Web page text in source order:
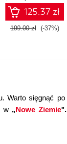
125.37 zł
199.00 zł (-37%)
Warto sięgnąć po
w „Nowe Ziemie".